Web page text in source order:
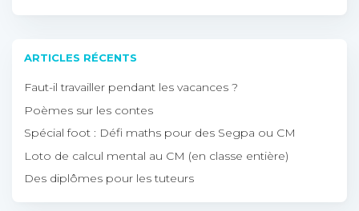
ARTICLES RÉCENTS
Faut-il travailler pendant les vacances ?
Poèmes sur les contes
Spécial foot : Défi maths pour des Segpa ou CM
Loto de calcul mental au CM (en classe entière)
Des diplômes pour les tuteurs